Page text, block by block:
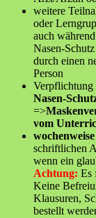
weitere
oder
auch
Nasen-
durch einen
Person
Verpflichtung
Nasen-
=>
vom
schriftlichen
wenn ein
Achtung: Es
Keine
Klausuren,
bestellt